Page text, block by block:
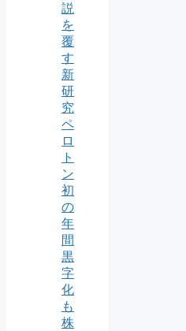
説
を
覆
す
新
研
究
ペ
ロ
ト
ン
初
の
年
間
黒
字
化
も
株